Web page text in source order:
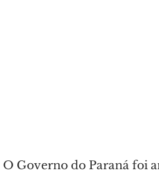
O Governo do Paraná foi